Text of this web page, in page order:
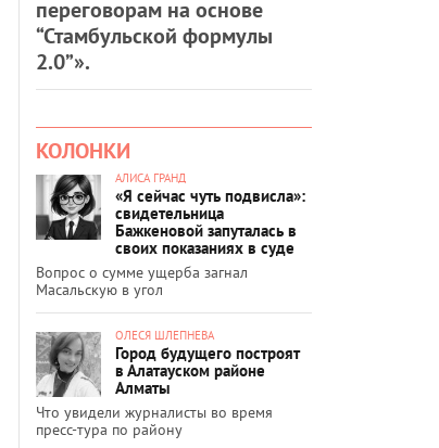
переговорам на основе
“Стамбульской формулы
2.0”».
КОЛОНКИ
АЛИСА ГРАНД
«Я сейчас чуть подвисла»:
свидетельница
Бажкеновой запуталась в
своих показаниях в суде
Вопрос о сумме ущерба загнал
Масальскую в угол
ОЛЕСЯ ШЛЕПНЕВА
Город будущего построят
в Алатауском районе
Алматы
Что увидели журналисты во время
пресс-тура по району